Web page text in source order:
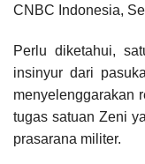
CNBC Indonesia,
Perlu diketahui,
insinyur dari
menyelenggarakan
tugas satuan Zeni
prasarana militer.